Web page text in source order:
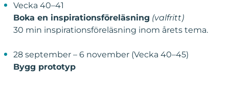
Vecka 40–41
Boka en inspirationsföreläsning (valfritt)
30 min inspirationsföreläsning inom årets tema.
28 september – 6 november (Vecka 40–45)
Bygg prototyp